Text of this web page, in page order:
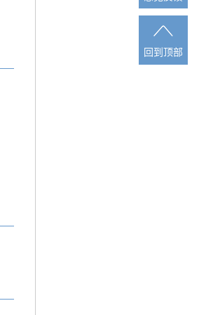
回到顶部
回到顶部